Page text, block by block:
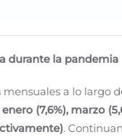
durante la pandemia
a lo largo
(7,6%), marzo
.